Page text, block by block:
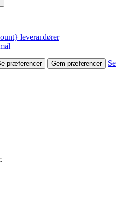
leverandører
præferencer Gem præferencer
Se